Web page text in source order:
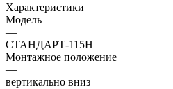
Характеристики
Модель
—
СТАНДАРТ-115Н
Монтажное положение
—
вертикально вниз